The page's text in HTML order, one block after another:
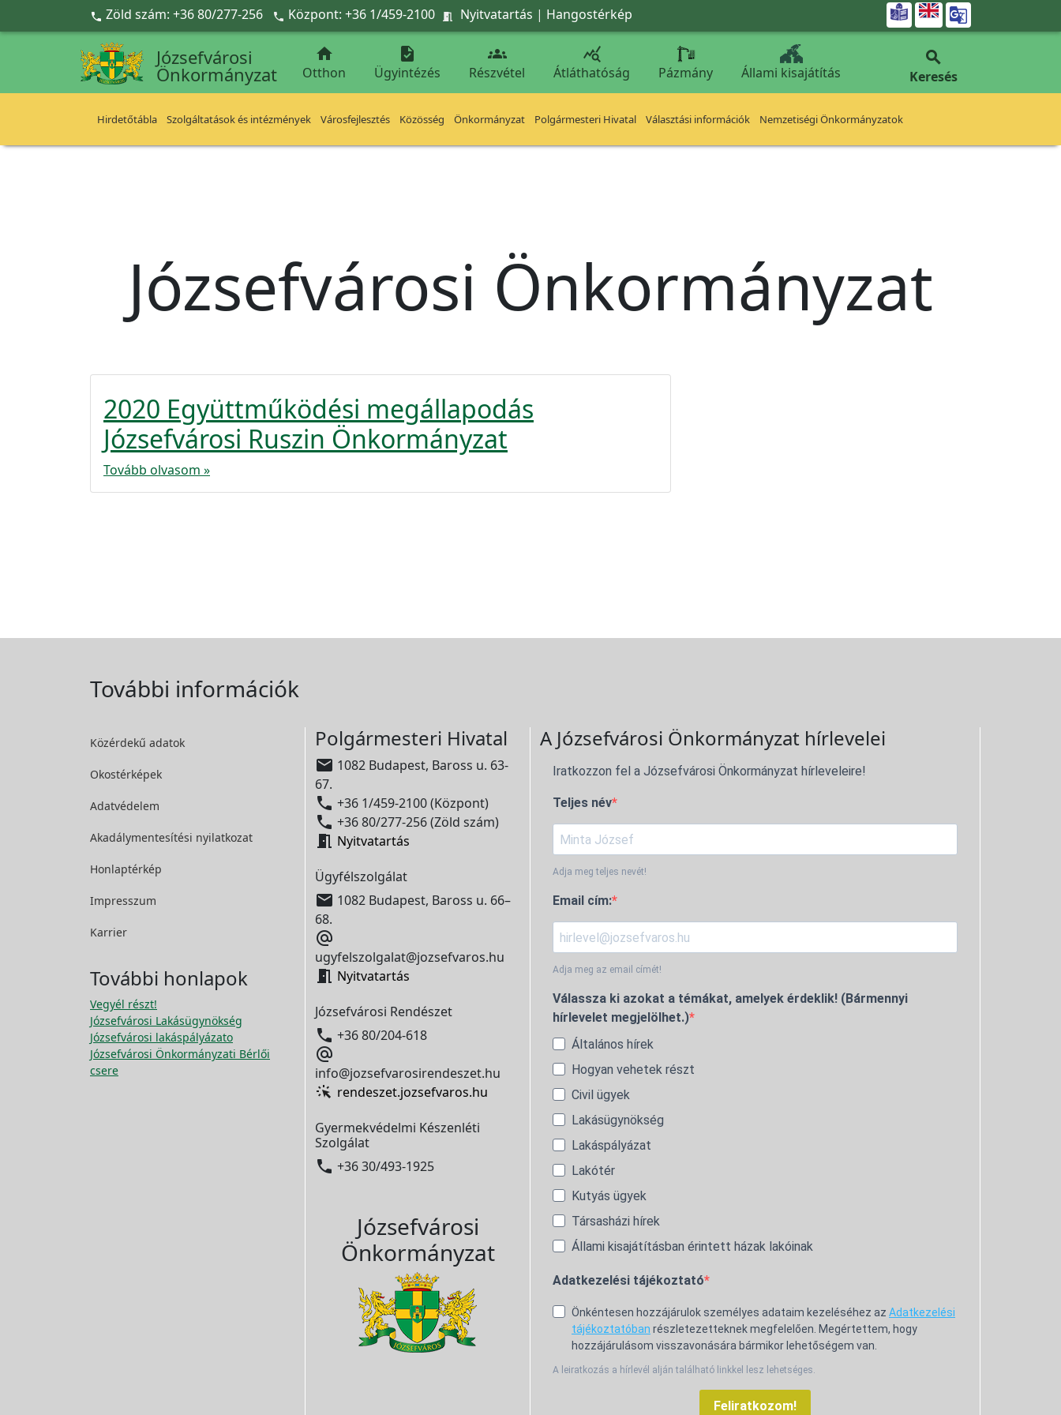
Ugrás a fő tartalomra
 Zöld szám: +36 80/277-256  Központ: +36 1/459-2100  Nyitvatartás | Hangostérkép 
Józsefvárosi
Önkormányzat

Otthon

Ügyintézés

Részvétel

Átláthatóság Pázmány Állami kisajátítás

Keresés
Hirdetőtábla Szolgáltatások és intézmények Városfejlesztés Közösség Önkormányzat Polgármesteri Hivatal Választási információk Nemzetiségi Önkormányzatok
Józsefvárosi Önkormányzat
2020 Együttműködési megállapodás
Józsefvárosi Ruszin Önkormányzat
Tovább olvasom »
További információk
Közérdekű adatok
Okostérképek
Adatvédelem
Akadálymentesítési nyilatkozat
Honlaptérkép
Impresszum
Karrier
További honlapok
Vegyél részt!
Józsefvárosi Lakásügynökség
Józsefvárosi lakáspályázato
Józsefvárosi Önkormányzati Bérlői
csere
Polgármesteri Hivatal
 1082 Budapest, Baross u. 63-
67.
 +36 1/459-2100 (Központ)
 +36 80/277-256 (Zöld szám)
 Nyitvatartás
Ügyfélszolgálat
 1082 Budapest, Baross u. 66–
68.

ugyfelszolgalat@jozsefvaros.hu
 Nyitvatartás
Józsefvárosi Rendészet
 +36 80/204-618

info@jozsefvarosirendeszet.hu
rendeszet.jozsefvaros.hu
Gyermekvédelmi Készenléti
Szolgálat
 +36 30/493-1925
Józsefvárosi
Önkormányzat
A Józsefvárosi Önkormányzat hírlevelei
Iratkozzon fel a Józsefvárosi Önkormányzat hírleveleire!
Teljes név
Adja meg teljes nevét!
Email cím:
Adja meg az email címét!
Válassza ki azokat a témákat, amelyek érdeklik! (Bármennyi
hírlevelet megjelölhet.)
Általános hírek
Hogyan vehetek részt
Civil ügyek
Lakásügynökség
Lakáspályázat
Lakótér
Kutyás ügyek
Társasházi hírek
Állami kisajátításban érintett házak lakóinak
Adatkezelési tájékoztató
Önkéntesen hozzájárulok személyes adataim kezeléséhez az Adatkezelési
tájékoztatóban részletezetteknek megfelelően. Megértettem, hogy
hozzájárulásom visszavonására bármikor lehetőségem van.
A leiratkozás a hírlevél alján található linkkel lesz lehetséges.
Feliratkozom!